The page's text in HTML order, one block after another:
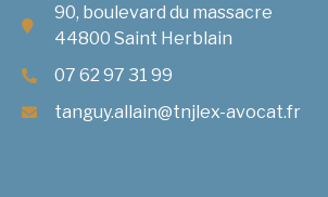
90, boulevard du massacre
44800 Saint Herblain
07 62 97 31 99
tanguy.allain@tnjlex-avocat.fr